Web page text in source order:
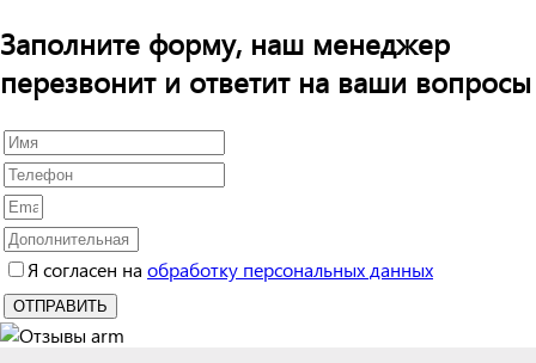
Заполните форму, наш менеджер
перезвонит и ответит на ваши вопросы
Я согласен на обработку персональных данных